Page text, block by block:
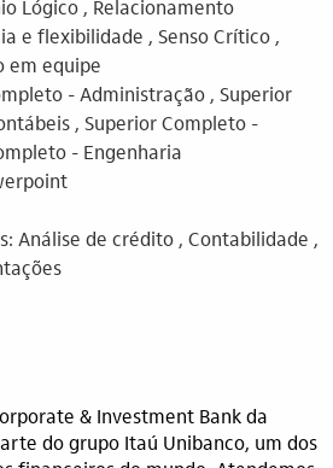
Lógico , Relacionamento
e flexibilidade , Senso Crítico ,
em equipe
- Administração , Superior
, Superior Completo -
- Engenharia
Análise de crédito , Contabilidade ,
& Investment Bank da
do grupo Itaú Unibanco, um dos